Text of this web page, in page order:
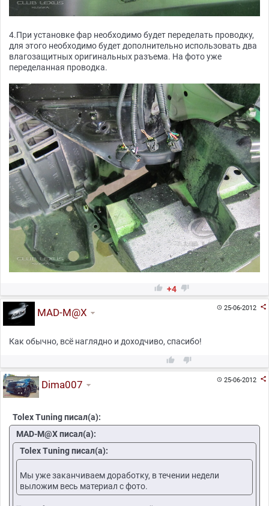
4.При установке фар необходимо будет переделать проводку,
для этого необходимо будет дополнительно использовать два
влагозащитных оригинальных разъема. На фото уже
переделанная проводка.
 +4 
25-06-2012 
MAD-M@X
Как обычно, всё наглядно и доходчиво, спасибо!
 
25-06-2012 
Dima007
Tolex Tuning писал(а):
MAD-M@X писал(а):
Tolex Tuning писал(а):
Мы уже заканчиваем доработку, в течении недели
выложим весь материал с фото.